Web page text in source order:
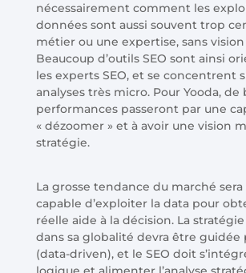
nécessairement comment les
données sont aussi souvent trop
métier ou une expertise, sans
Beaucoup d’outils SEO sont ainsi
les experts SEO, et se concentrent
analyses très micro. Pour Yooda, de
performances passeront par une
« dézoomer » et à avoir une vision
stratégie.
La grosse tendance du marché sera
capable d’exploiter la data pour
réelle aide à la décision. La
dans sa globalité devra être guidée
(data-driven), et le SEO doit